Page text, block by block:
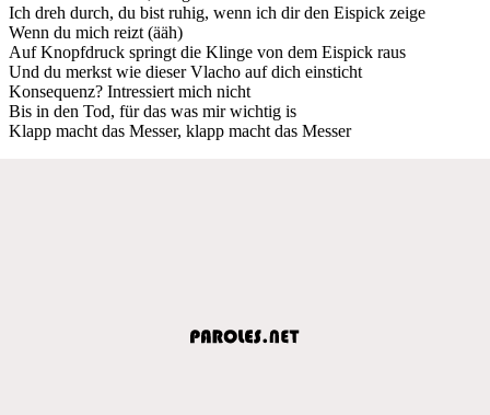
Ich dreh durch, du bist ruhig, wenn ich dir den Eispick zeige
Wenn du mich reizt (ääh)
Auf Knopfdruck springt die Klinge von dem Eispick raus
Und du merkst wie dieser Vlacho auf dich einsticht
Konsequenz? Intressiert mich nicht
Bis in den Tod, für das was mir wichtig is
Klapp macht das Messer, klapp macht das Messer